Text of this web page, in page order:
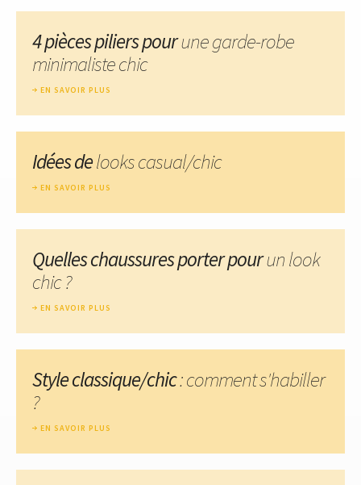
4 pièces piliers pourune garde-robe
minimaliste chic
EN SAVOIR PLUS
Idées delooks casual/chic
EN SAVOIR PLUS
Quelles chaussures porter pourun look
chic ?
EN SAVOIR PLUS
Style classique/chic: comment s'habiller
?
EN SAVOIR PLUS